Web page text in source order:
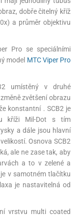
dobře čitelný kříž
a průměr objektivu
Pro se speciálními
model MTC Viper Pro
umístěný v druhé
zvětšení obrazu
konstantní . SCB2 je
kříži Mil-Dot s tím
a dále jsou hlavní
Osnova SCB2
ale ne zase tak, aby
a to v zelené a
v samotném tlačítku
je nastavitelná od
vrstvu multi coated